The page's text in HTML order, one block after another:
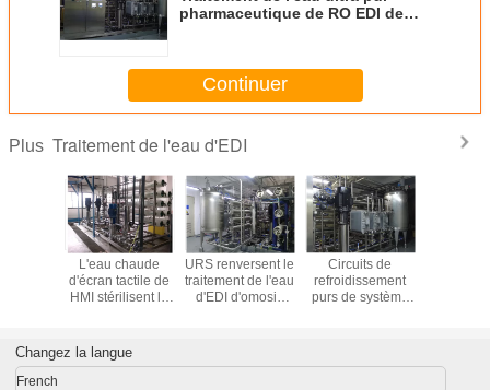
pharmaceutique de RO EDI de
Continuer
Plus Traitement de l'eau d'EDI
GE
-
L'eau chaude
d'écran tactile de
HMI stérilisent le
pharmacie
15m3/h
URS renversent le
traitement de l'eau
d'EDI d'omosis
désinfectent
Circuits de
refroidissement
purs de système
pour la pharmacie
Changez la langue
French